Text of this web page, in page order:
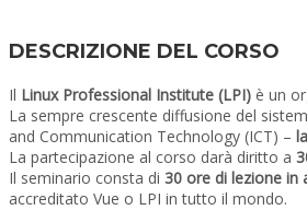
DESCRIZIONE DEL CORSO
Il LinuxProfessional Institute (LPI) è un
La sempre crescente diffusione del
and Communication Technology (ICT) –
La partecipazione al corso darà diritto a
Il seminario consta di 30 ore di lezione in
accreditato Vue o LPI in tutto il mondo.